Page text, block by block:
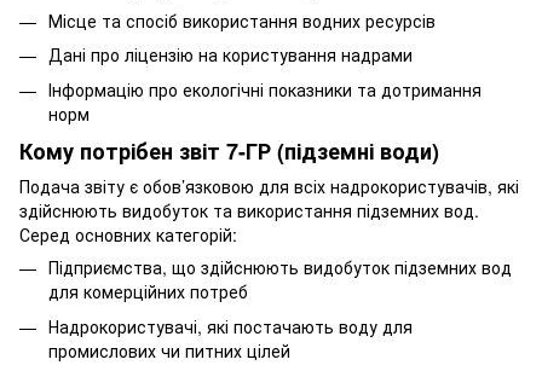
Місце та спосіб використання водних ресурсів
Дані про ліцензію на користування надрами
Інформацію про екологічні показники та дотримання
норм
Кому потрібен звіт 7-ГР (підземні води)
Подача звіту є обов’язковою для всіх надрокористувачів, які
здійснюють видобуток та використання підземних вод.
Серед основних категорій:
Підприємства, що здійснюють видобуток підземних вод
для комерційних потреб
Надрокористувачі, які постачають воду для
промислових чи питних цілей